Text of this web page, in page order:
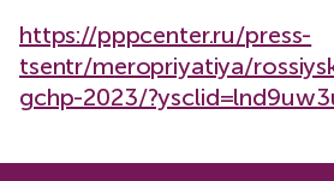
https://pppcenter.ru/press-
tsentr/meropriyatiya/
gchp-2023/